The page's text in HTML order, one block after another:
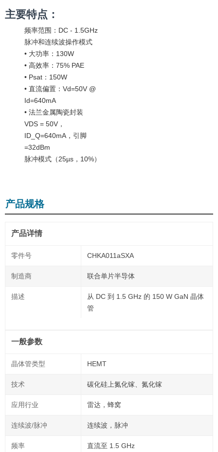
主要特点：
频率范围：DC - 1.5GHz
脉冲和连续波操作模式
• 大功率：130W
• 高效率：75% PAE
• Psat：150W
• 直流偏置：Vd=50V @
Id=640mA
• 法兰金属陶瓷封装
VDS = 50V，
ID_Q=640mA，引脚
=32dBm
脉冲模式（25µs，10%）
产品规格
产品详情
零件号 CHKA011aSXA
制造商 联合单片半导体
描述
从 DC 到 1.5 GHz 的 150 W GaN 晶体
管
一般参数
晶体管类型 HEMT
技术 碳化硅上氮化镓、氮化镓
应用行业 雷达，蜂窝
连续波/脉冲 连续波，脉冲
频率 直流至 1.5 GHz